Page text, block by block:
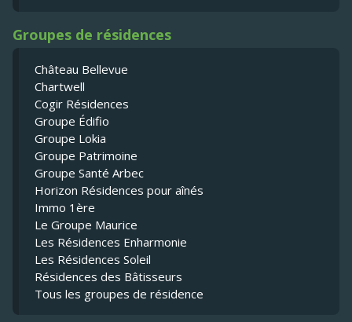
Groupes de résidences
Château Bellevue
Chartwell
Cogir Résidences
Groupe Édifio
Groupe Lokia
Groupe Patrimoine
Groupe Santé Arbec
Horizon Résidences pour aînés
Immo 1ère
Le Groupe Maurice
Les Résidences Enharmonie
Les Résidences Soleil
Résidences des Bâtisseurs
Tous les groupes de résidence